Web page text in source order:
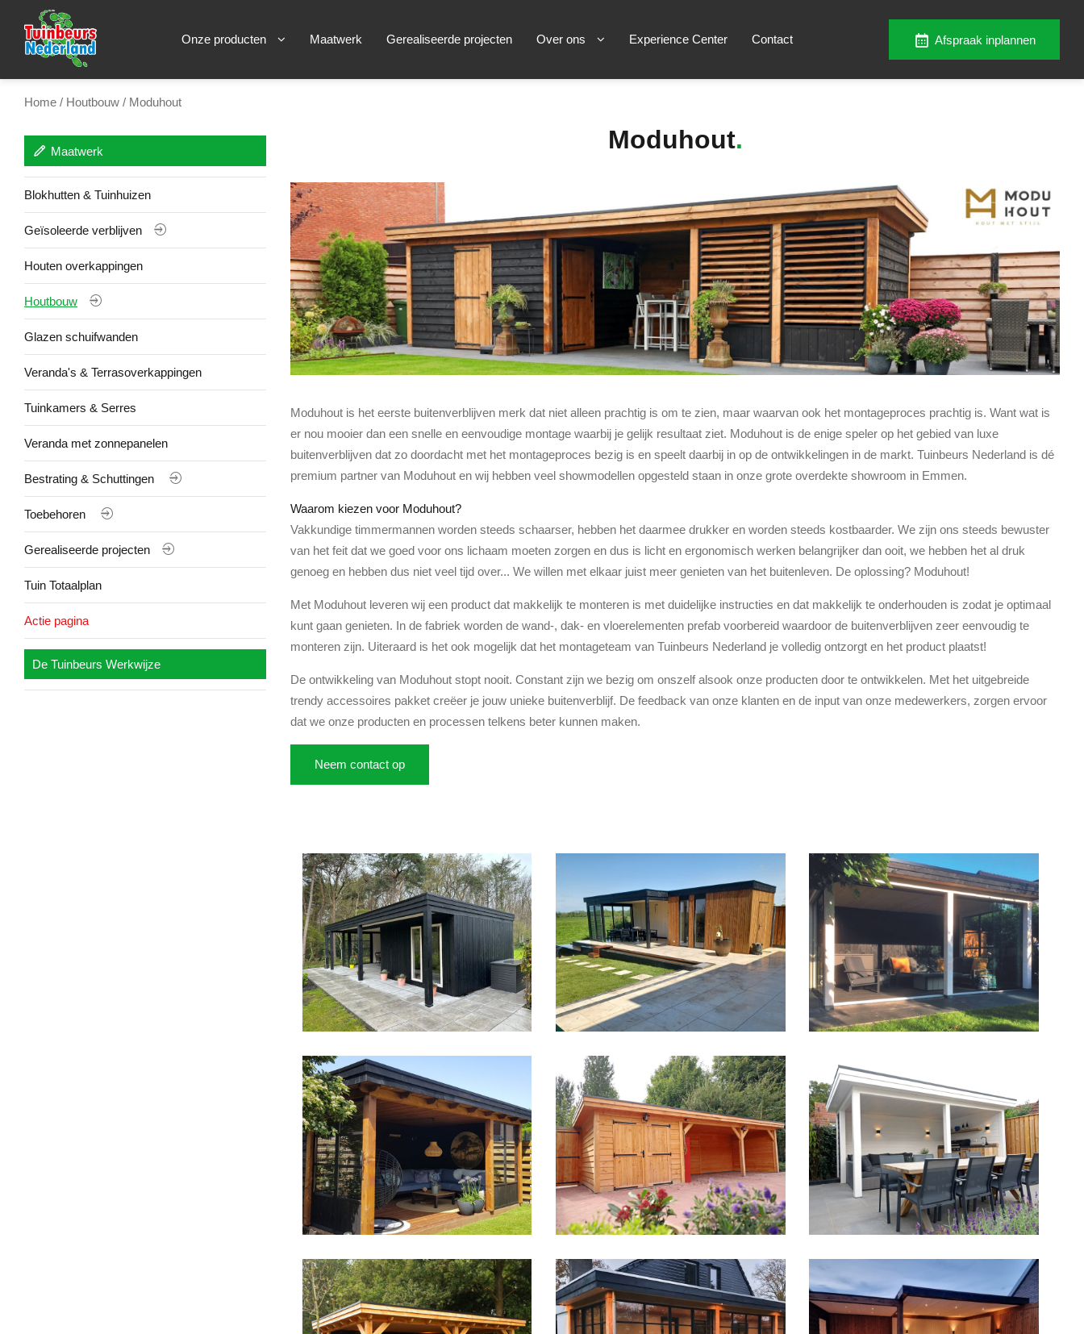
Onze producten Maatwerk Gerealiseerde projecten Over ons Experience Center Contact Afspraak inplannen
Home / Houtbouw / Moduhout
Maatwerk
Blokhutten & Tuinhuizen
Geïsoleerde verblijven
Houten overkappingen
Houtbouw
Glazen schuifwanden
Veranda's & Terrasoverkappingen
Tuinkamers & Serres
Veranda met zonnepanelen
Bestrating & Schuttingen
Toebehoren
Gerealiseerde projecten
Tuin Totaalplan
Actie pagina
De Tuinbeurs Werkwijze
Moduhout
Moduhout is het eerste buitenverblijven merk dat niet alleen prachtig is om te zien, maar waarvan ook het montageproces prachtig is. Want wat is
er nou mooier dan een snelle en eenvoudige montage waarbij je gelijk resultaat ziet. Moduhout is de enige speler op het gebied van luxe
buitenverblijven dat zo doordacht met het montageproces bezig is en speelt daarbij in op de ontwikkelingen in de markt. Tuinbeurs Nederland is dé
premium partner van Moduhout en wij hebben veel showmodellen opgesteld staan in onze grote overdekte showroom in Emmen.
Waarom kiezen voor Moduhout?
Vakkundige timmermannen worden steeds schaarser, hebben het daarmee drukker en worden steeds kostbaarder. We zijn ons steeds bewuster
van het feit dat we goed voor ons lichaam moeten zorgen en dus is licht en ergonomisch werken belangrijker dan ooit, we hebben het al druk
genoeg en hebben dus niet veel tijd over... We willen met elkaar juist meer genieten van het buitenleven. De oplossing? Moduhout!
Met Moduhout leveren wij een product dat makkelijk te monteren is met duidelijke instructies en dat makkelijk te onderhouden is zodat je optimaal
kunt gaan genieten. In de fabriek worden de wand-, dak- en vloerelementen prefab voorbereid waardoor de buitenverblijven zeer eenvoudig te
monteren zijn. Uiteraard is het ook mogelijk dat het montageteam van Tuinbeurs Nederland je volledig ontzorgt en het product plaatst!
De ontwikkeling van Moduhout stopt nooit. Constant zijn we bezig om onszelf alsook onze producten door te ontwikkelen. Met het uitgebreide
trendy accessoires pakket creëer je jouw unieke buitenverblijf. De feedback van onze klanten en de input van onze medewerkers, zorgen ervoor
dat we onze producten en processen telkens beter kunnen maken.
Neem contact op